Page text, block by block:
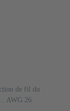
de fil du
AWG 26